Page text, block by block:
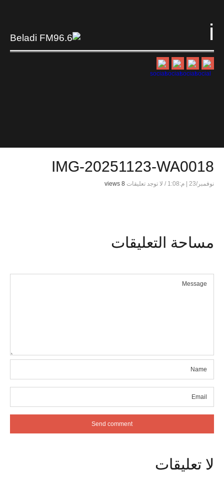
i
IMG-20251123-WA0018
نوفمبر/23 | م:1:08 / لا توجد تعليقات 8 views
مساحة التعليقات
لا تعليقات